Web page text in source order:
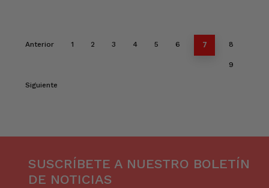
Anterior 1 2 3 4 5 6 7 8
9
Siguiente
SUSCRÍBETE A NUESTRO BOLETÍN
DE NOTICIAS